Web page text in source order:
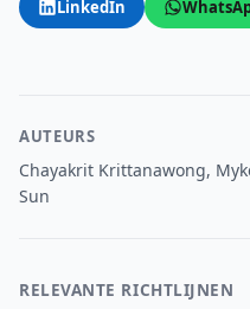
LinkedIn
AUTEURS
Chayakrit Krittanawong,
Sun
RELEVANTE RICHTLIJNEN